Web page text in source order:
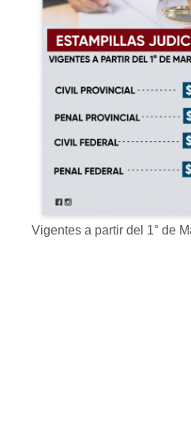
Vigentes a partir del 1° de